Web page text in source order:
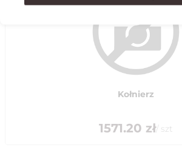
Kołnierz
1571.20 zł/ szt